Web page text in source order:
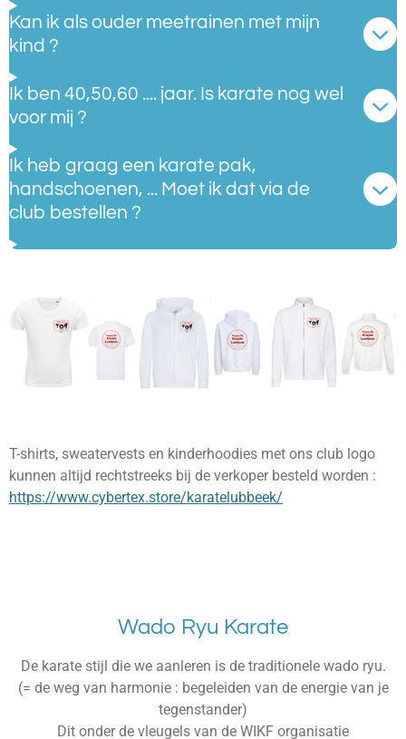
Kan ik als ouder meetrainen met mijn
kind ?
Ik ben 40,50,60 .... jaar. Is karate nog wel
voor mij ?
Ik heb graag een karate pak,
handschoenen, ... Moet ik dat via de
club bestellen ?
T-shirts, sweatervests en kinderhoodies met ons club logo
kunnen altijd rechtstreeks bij de verkoper besteld worden :
https://www.cybertex.store/karatelubbeek/
Wado Ryu Karate
De karate stijl die we aanleren is de traditionele wado ryu.
(= de weg van harmonie : begeleiden van de energie van je
tegenstander)
Dit onder de vleugels van de WIKF organisatie